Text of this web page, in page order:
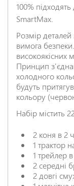
100%
SmartMax.
Розмір
вимога
високоякісних
Принцип
холодного
будуть
кольору
Набір містить
2 коня в 2
1 трактор
1 трейлер
2 середні
2 довгі